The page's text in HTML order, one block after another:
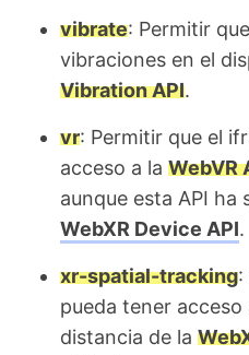
vibrate: Permitir
vibraciones en el
Vibration API.
vr: Permitir que el
acceso a la WebVR
aunque esta API ha
WebXR Device API.
xr-spatial-tracking:
pueda tener acceso
distancia de la